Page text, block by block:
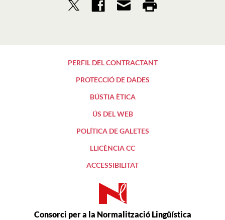
PERFIL DEL CONTRACTANT
PROTECCIÓ DE DADES
BÚSTIA ÈTICA
ÚS DEL WEB
POLÍTICA DE GALETES
LLICÈNCIA CC
ACCESSIBILITAT
Consorci per a la Normalització Lingüística